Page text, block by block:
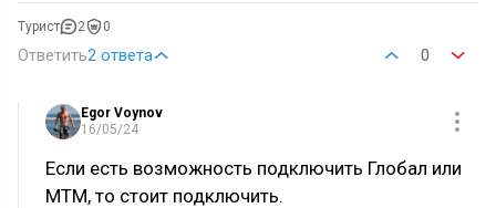
Турист 2 0
Ответить2 ответа 0
Egor Voynov
16/05/24
Если есть возможность подключить Глобал или
МТМ, то стоит подключить.